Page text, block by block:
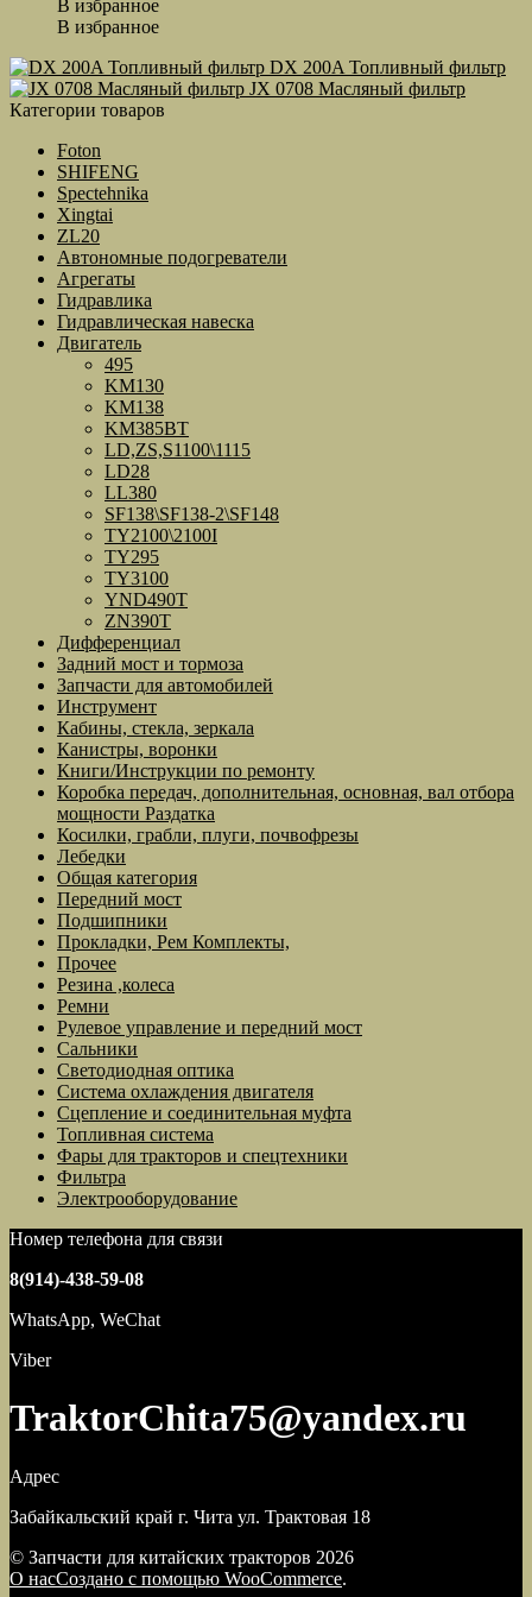
В избранное
В избранное
DX 200A Топливный фильтр
JX 0708 Масляный фильтр
Категории товаров
Foton
SHIFENG
Spectehnika
Xingtai
ZL20
Автономные подогреватели
Агрегаты
Гидравлика
Гидравлическая навеска
Двигатель
495
KM130
KM138
KM385BT
LD,ZS,S1100\1115
LD28
LL380
SF138\SF138-2\SF148
TY2100\2100I
TY295
TY3100
YND490T
ZN390T
Дифференциал
Задний мост и тормоза
Запчасти для автомобилей
Инструмент
Кабины, стекла, зеркала
Канистры, воронки
Книги/Инструкции по ремонту
Коробка передач, дополнительная, основная, вал отбора
мощности Раздатка
Косилки, грабли, плуги, почвофрезы
Лебедки
Общая категория
Передний мост
Подшипники
Прокладки, Рем Комплекты,
Прочее
Резина ,колеса
Ремни
Рулевое управление и передний мост
Сальники
Светодиодная оптика
Система охлаждения двигателя
Сцепление и соединительная муфта
Топливная система
Фары для тракторов и спецтехники
Фильтра
Электрооборудование
Номер телефона для связи
8(914)-438-59-08
WhatsApp, WeChat
Viber
TraktorChita75@yandex.ru
Адрес
Забайкальский край г. Чита ул. Трактовая 18
© Запчасти для китайских тракторов 2026
О насСоздано с помощью WooCommerce.